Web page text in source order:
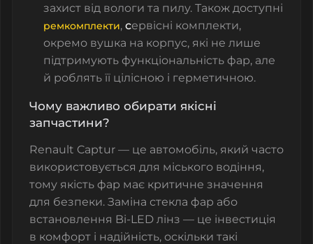
захист від вологи та пилу. Також доступні
ремкомплекти, сервісні комплекти,
окремо вушка на корпус, які не лише
підтримують функціональність фар, але
й роблять її цілісною і герметичною.
Чому важливо обирати якісні
запчастини?
Renault Captur — це автомобіль, який часто
використовується для міського водіння,
тому якість фар має критичне значення
для безпеки. Заміна стекла фар або
встановлення Bi-LED лінз — це інвестиція
в комфорт і надійність, оскільки такі